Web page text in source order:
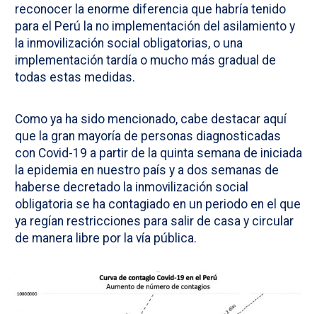
reconocer la enorme diferencia que habría tenido
para el Perú la no implementación del asilamiento y
la inmovilización social obligatorias, o una
implementación tardía o mucho más gradual de
todas estas medidas.
Como ya ha sido mencionado, cabe destacar aquí
que la gran mayoría de personas diagnosticadas
con Covid-19 a partir de la quinta semana de iniciada
la epidemia en nuestro país y a dos semanas de
haberse decretado la inmovilización social
obligatoria se ha contagiado en un periodo en el que
ya regían restricciones para salir de casa y circular
de manera libre por la vía pública.